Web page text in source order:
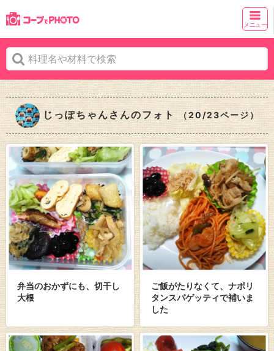
メニュー
じっぽちゃんさんのフォト（20/23ページ）
弁当のおかずにも、切干し
大根
ご飯がたりなくて、ナポリ
タンスパゲッティで補いま
した